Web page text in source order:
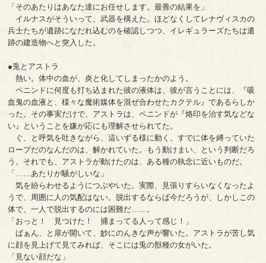
「そのあたりはあなた達にお任せします。最善の結果を」
イルナスがそういって、武器を構えた。ほどなくしてレナヴィスカの
兵士たちが遺跡になだれ込むのを確認しつつ、イレギュラーズたちは遺
跡の建造物へと突入した。
●兎とアストラ
熱い。体中の血が、炎と化してしまったかのよう。
ペニンドに何度も打ち込まれた彼の液体は、彼が言うことには、『吸
血鬼の血液と、様々な魔術媒体を混ぜ合わせたカクテル』であるらしか
った。その事実だけで、アストラは、ペニンドが『烙印を治す気などな
い』ということを嫌が応にも理解させられてた。
ぐ、と呼気を吐きながら、這いずる様に動く。すでに体を縛っていた
ロープだのなんだのは、解かれていた。もう動けまい、という判断だろ
う。それでも、アストラが動けたのは、ある種の執念に近いものだ。
「……あたりが騒がしいな」
気を紛らわせるようにつぶやいた。実際、見張りすらいなくなったよ
うで、周囲に人の気配はない。脱出するならば今だろうが、しかしこの
体で、一人で脱出するのには困難だ……。
「おっと！ 見つけた！ 捕まってる人って感じ！」
ばぁん、と扉が開いて、妙にのんきな声が響いた。アストラが苦し気
に顔を見上げて見てみれば、そこには兎の獣種の女がいた。
「見ない顔だな」